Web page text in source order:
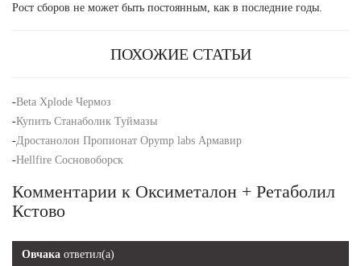
Рост сборов не может быть постоянным, как в последние годы.
ПОХОЖИЕ СТАТЬИ
-Beta Xplode Чермоз
-Купить Станаболик Туймазы
-Дростанолон Пропионат Opymp labs Армавир
-Hellfire Сосновоборск
Комментарии к Оксиметалон + Ретаболил
Кстово
Овчака ответил(а)